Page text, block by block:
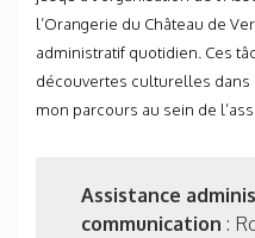
l’Orangerie du Château de
administratif quotidien. Ces
découvertes culturelles
mon parcours au sein de
Assistance
communication :